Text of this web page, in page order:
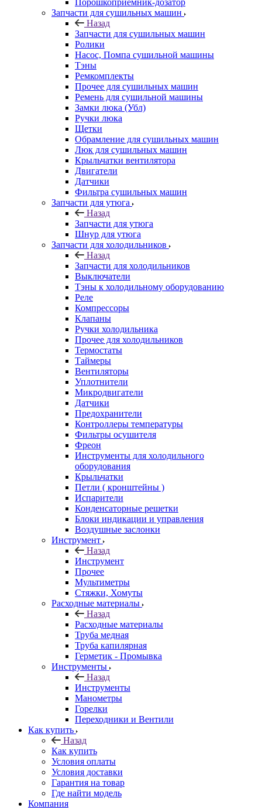
Порошкоприемник-дозатор
Запчасти для сушильных машин
Назад
Запчасти для сушильных машин
Ролики
Насос, Помпа сушильной машины
Тэны
Ремкомплекты
Прочее для сушильных машин
Ремень для сушильной машины
Замки люка (Убл)
Ручки люка
Щетки
Обрамление для сушильных машин
Люк для сушильных машин
Крыльчатки вентилятора
Двигатели
Датчики
Фильтра сушильных машин
Запчасти для утюга
Назад
Запчасти для утюга
Шнур для утюга
Запчасти для холодильников
Назад
Запчасти для холодильников
Выключатели
Тэны к холодильному оборудованию
Реле
Компрессоры
Клапаны
Ручки холодильника
Прочее для холодильников
Термостаты
Таймеры
Вентиляторы
Уплотнители
Микродвигатели
Датчики
Предохранители
Контроллеры температуры
Фильтры осушителя
Фреон
Инструменты для холодильного
оборудования
Крыльчатки
Петли ( кронштейны )
Испарители
Конденсаторные решетки
Блоки индикации и управления
Воздушные заслонки
Инструмент
Назад
Инструмент
Прочее
Мультиметры
Стяжки, Хомуты
Расходные материалы
Назад
Расходные материалы
Труба медная
Труба капилярная
Герметик - Промывка
Инструменты
Назад
Инструменты
Манометры
Горелки
Переходники и Вентили
Как купить
Назад
Как купить
Условия оплаты
Условия доставки
Гарантия на товар
Где найти модель
Компания